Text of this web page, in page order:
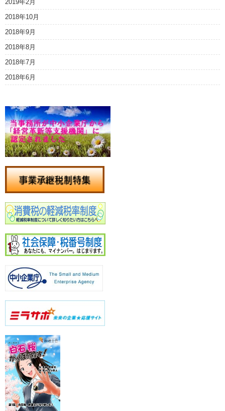
2019年2月
2018年10月
2018年9月
2018年8月
2018年7月
2018年6月